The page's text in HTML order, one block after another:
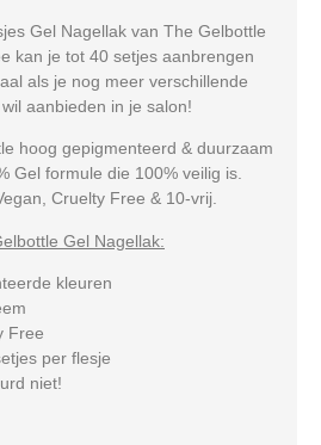
Gel Nagellak van The Gelbottle
kan je tot 40 setjes aanbrengen
als je nog meer verschillende
aanbieden in je salon!
hoog gepigmenteerd & duurzaam
Gel formule die 100% veilig is.
Cruelty Free & 10-vrij.
Gel Nagellak:
kleuren
Free
per flesje
niet!